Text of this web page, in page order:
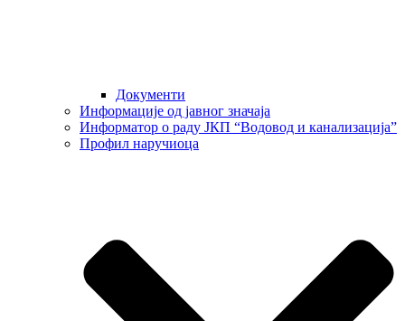
Документи
Информације од јавног значаја
Информатор о раду ЈКП “Водовод и канализација”
Профил наручиоца